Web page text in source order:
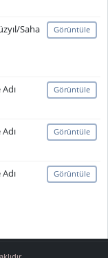
Saha Görüntüle
Görüntüle
Görüntüle
Görüntüle